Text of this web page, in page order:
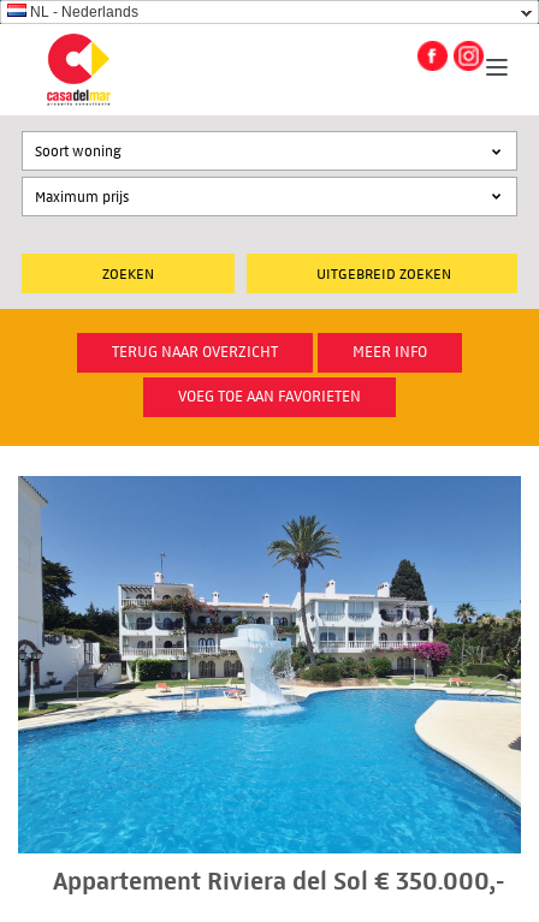
NL - Nederlands
UITGEBREID ZOEKEN
Soort woning
TERUG NAAR OVERZICHT MEER INFO
VOEG TOE AAN FAVORIETEN
Appartement Riviera del Sol € 350.000,-